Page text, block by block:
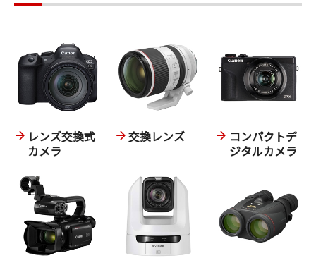
レンズ交換式
カメラ
交換レンズ
コンパクトデ
ジタルカメラ